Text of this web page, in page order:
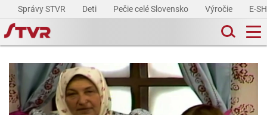
Správy STVR Deti Pečie celé Slovensko Výročie E-